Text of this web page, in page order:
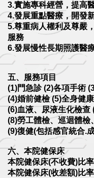
3.實施專科經營，提高
4.發展重點醫療，開發
5.尊重病人權利及尊嚴
服務
6.發展慢性長期照護醫
五、服務項目
(1)門急診 (2)各項手術
(4)婚前健檢 (5)全身健
(6)血液、尿液生化檢查
(8)勞工體檢、巡迴體檢
(9)復健(包括感官統合.
六、本院健保床
本院健保床(不收費)比
本院健保床(收差額)比